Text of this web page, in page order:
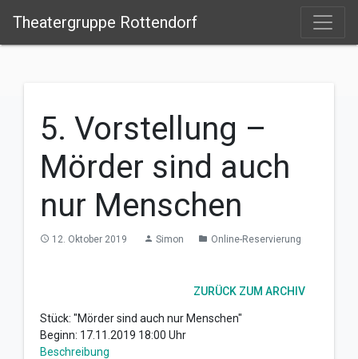
Theatergruppe Rottendorf
5. Vorstellung –
Mörder sind auch
nur Menschen
access_time 12. Oktober 2019 person Simon folder Online-Reservierung
ZURÜCK ZUM ARCHIV
Stück: "Mörder sind auch nur Menschen"
Beginn: 17.11.2019 18:00 Uhr
Beschreibung